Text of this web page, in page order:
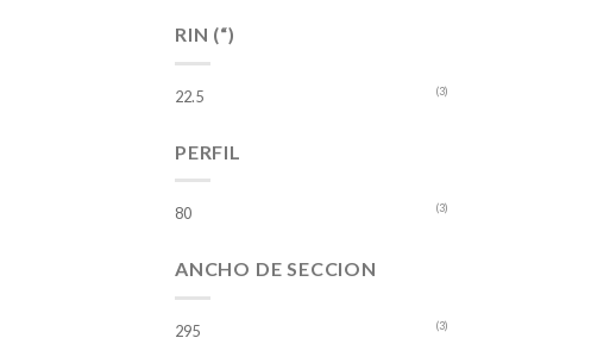
RIN (“)
22.5 (3)
PERFIL
80 (3)
ANCHO DE SECCION
295 (3)